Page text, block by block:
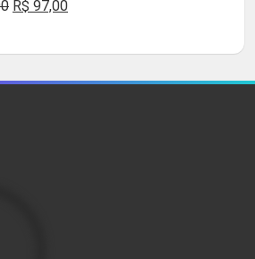
O
original
era:
R$ 97,00O
atual
é: